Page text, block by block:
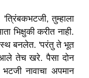
तुम्हाला
भिक्षुकी करीत नाही.
बनलेत. 'परंतु ते भूत
आले तेच खरे. पैसा दोन
नावाचा अपमान